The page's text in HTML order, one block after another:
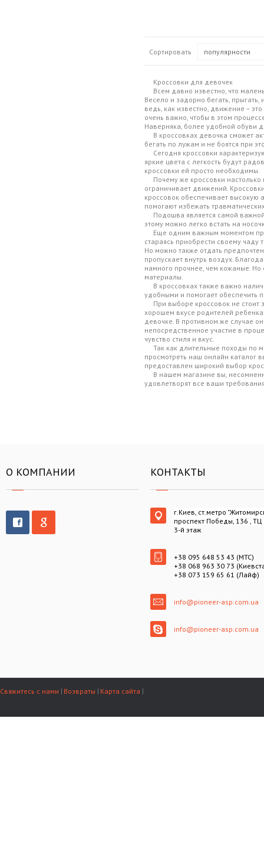
Сортировать популярности
Кроссовки для девочек
Всем давно известно, что
Весело и задорно бегать, прыгать,
ведь, как известно, движение –
очень важно, чтобы в этом
Наверняка, более удобной обуви
В кроссовках девочка сможет
бегать по лужам и не боятся при
Сегодня кроссовки
яркие цвета с легкость будут
кроссовки ей просто необходимы.
Почему же кроссовки настолько
ограничивает движений.
кроссовок обеспечивает высокую
помогают избежать
Подошва является самой важной
этому можно легко встать на
Еще одним важным моментом при
стараясь приобрести своему
Но можно также отдать
пропускает внутрь воздух.
намного прочнее, чем кожаные. Но
материалы.
В кроссовках также важно
удобными и помогает обеспечить
При выборе кроссовок не стоит
хорошем вкусе родителей
девочке. В противном же случае
непосредственное участие в
чувство стиля и вкус.
Так как длительные походы по
просмотреть наш онлайн каталог
предоставлен широкий выбор
В нашем магазине вы,
удовлетворят все ваши
О КОМПАНИИ КОНТАКТЫ
г.Киев, ст.метро
проспект Победы, 136 , ТЦ
3-й этаж
+38 095 648 53 43 (МТС)
+38 068 963 30 73
+38 073 159 65 61 (Лайф)
info@pioneer-asp.com.ua
info@pioneer-asp.com.ua
Свяжитесь с нами Возвраты Карта сайта